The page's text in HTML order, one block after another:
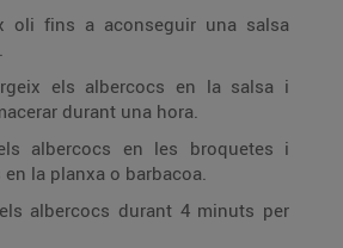
oli fins a aconseguir una salsa
els albercocs en la salsa i
durant una hora.
albercocs en les broquetes i
en la planxa o barbacoa.
albercocs durant 4 minuts per